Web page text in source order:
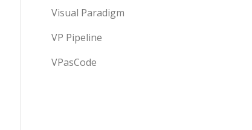
Visual Paradigm
VP Pipeline
VPasCode